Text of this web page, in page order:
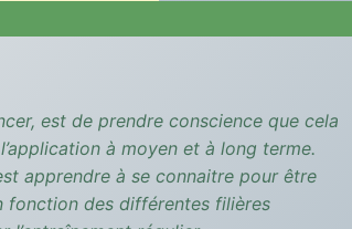
est de prendre conscience que cela
à moyen et à long terme.
apprendre à se connaitre pour être
fonction des différentes filières